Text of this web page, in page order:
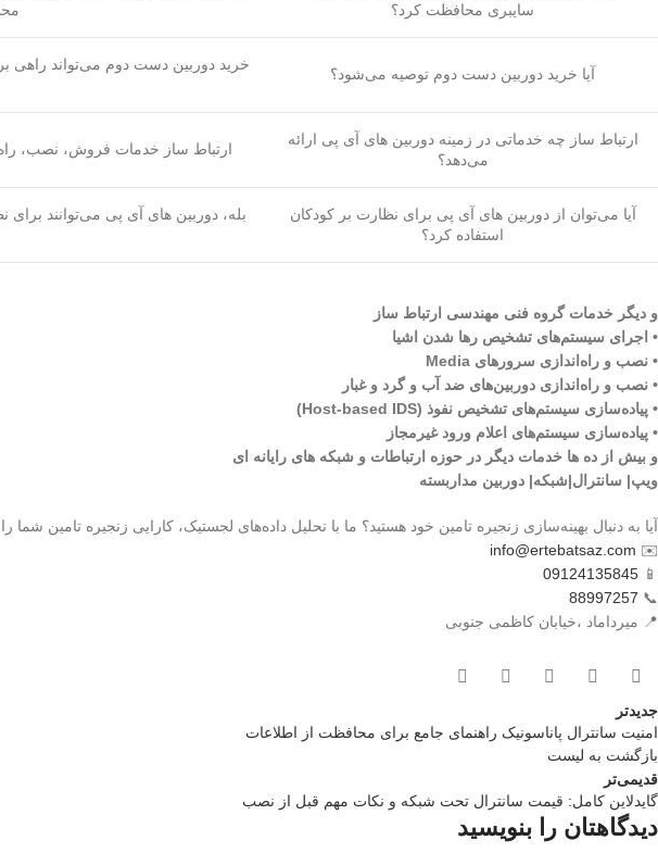
سایبری محافظت کرد؟
آیا خرید دوربین دست دوم توصیه می‌شود؟
خرید دوربین دست دوم می‌تواند راهی
ارتباط ساز چه خدماتی در زمینه دوربین های آی پی ارائه
می‌دهد؟
ارتباط ساز خدمات فروش، نصب،
آیا می‌توان از دوربین های آی پی برای نظارت بر کودکان
استفاده کرد؟
بله، دوربین های آی پی می‌توانند
و دیگر خدمات گروه فنی مهندسی ارتباط ساز
• اجرای سیستم‌های تشخیص رها شدن اشیا
• نصب و راه‌اندازی سرورهای Media
• نصب و راه‌اندازی دوربین‌های ضد آب و گرد و غبار
• پیاده‌سازی سیستم‌های تشخیص نفوذ (Host-based IDS)
• پیاده‌سازی سیستم‌های اعلام ورود غیرمجاز
و بیش از ده ها خدمات دیگر در حوزه ارتباطات و شبکه های رایانه ای
ویپ| سانترال|شبکه| دوربین مداربسته
آیا به دنبال بهینه‌سازی زنجیره تامین خود هستید؟ ما با تحلیل داده‌های لجستیک، کارایی زنجیره تامین
✉️
info@ertebatsaz.com
📱
09124135845
📞
88997257
📍 میرداماد ،خیابان کاظمی جنوبی
جدیدتر
امنیت سانترال پاناسونیک راهنمای جامع برای محافظت از اطلاعات
بازگشت بە لیست
قدیمی‌تر
گایدلاین کامل: قیمت سانترال تحت شبکه و نکات مهم قبل از نصب
دیدگاهتان را بنویسید